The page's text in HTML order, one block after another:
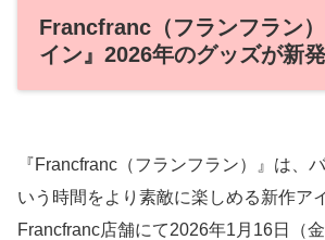
Francfranc（フランフラン
イン』2026年のグッズが新発
『Francfranc（フランフラン）』は、
いう時間をより素敵に楽しめる新作ア
Francfranc店舗にて2026年1月16日（金